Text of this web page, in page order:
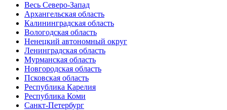
Весь Северо-Запад
Архангельская область
Калининградская область
Вологодская область
Ненецкий автономный округ
Ленинградская область
Мурманская область
Новгородская область
Псковская область
Республика Карелия
Республика Коми
Санкт-Петербург